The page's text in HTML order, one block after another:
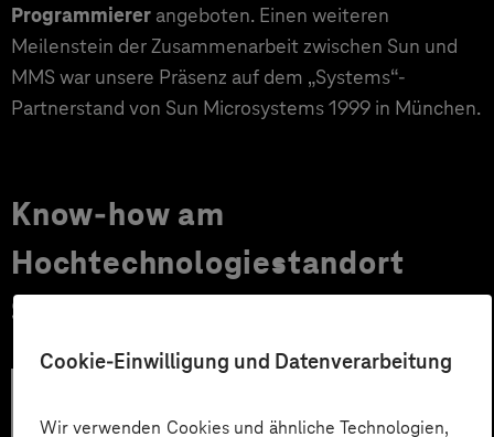
Cookie-Einwilligung und Datenverarbeitung
Wir verwenden Cookies und ähnliche Technologien,
Programmierer angeboten. Einen weiteren
Meilenstein der Zusammenarbeit zwischen Sun und
MMS war unsere Präsenz auf dem „Systems“-
Partnerstand von Sun Microsystems 1999 in München.
Know-how am
Hochtechnologiestandort
Silicon Saxony